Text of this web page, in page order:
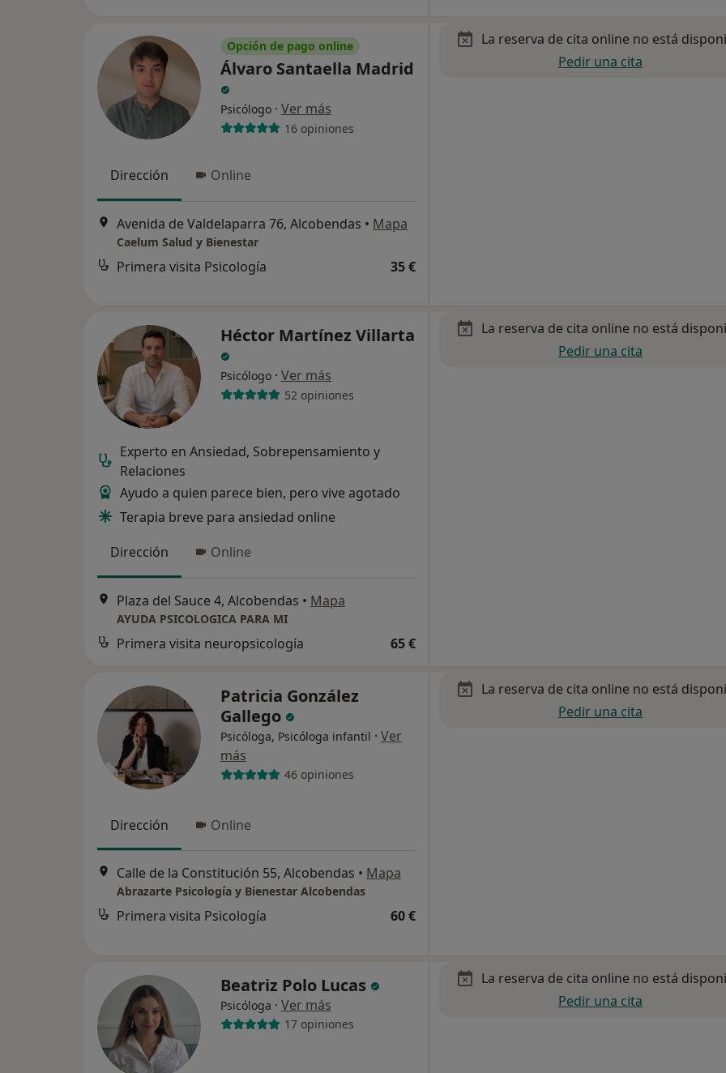
Opción de pago online
Álvaro Santaella Madrid
Psicólogo · Ver más
16 opiniones
Dirección Online
Avenida de Valdelaparra 76, Alcobendas • Mapa
Caelum Salud y Bienestar
Primera visita Psicología 35 €
La reserva de cita online no está
Pedir una cita
Héctor Martínez Villarta
Psicólogo · Ver más
52 opiniones
Experto en Ansiedad, Sobrepensamiento y
Relaciones
Ayudo a quien parece bien, pero vive agotado
Terapia breve para ansiedad online
Dirección
Online
Plaza del Sauce 4, Alcobendas • Mapa
AYUDA PSICOLOGICA PARA MI
Primera visita neuropsicología 65 €
La reserva de cita online no está
Pedir una cita
Patricia González
Gallego
Psicóloga, Psicóloga infantil · Ver
más
46 opiniones
Dirección Online
Calle de la Constitución 55, Alcobendas • Mapa
Abrazarte Psicología y Bienestar Alcobendas
Primera visita Psicología 60 €
La reserva de cita online no está
Pedir una cita
Beatriz Polo Lucas
Psicóloga · Ver más
17 opiniones
La reserva de cita online no está
Pedir una cita